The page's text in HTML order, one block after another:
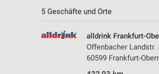
5 Geschäfte und Orte
alldrink Frankfurt-
Offenbacher Landstr.
60599 Frankfurt-
Notwendig
Performance